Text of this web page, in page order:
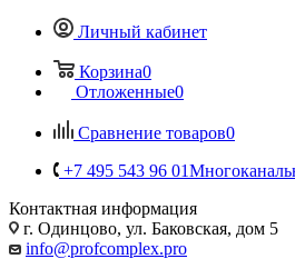
Личный кабинет
Корзина0
Отложенные0
Сравнение товаров0
+7 495 543 96 01
Контактная информация
г. Одинцово, ул. Баковская, дом 5
info@profcomplex.pro